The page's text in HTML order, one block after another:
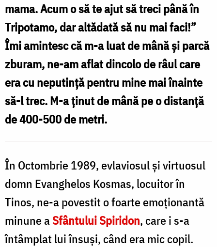
mai
faci!”
‒
minunea
Sfântului
Spiridon
/
Foto:
Bîrgăoanu
mama. Acum o să te ajut să treci până în
Tripotamo, dar altădată să nu mai faci!”
Îmi amintesc că m-a luat de mână și parcă
zburam, ne-am aflat dincolo de râul care
era cu neputință pentru mine mai înainte
să-l trec. M-a ținut de mână pe o distanță
de 400-500 de metri.
În Octombrie 1989, evlaviosul și virtuosul
domn Evanghelos Kosmas, locuitor în
Tinos, ne-a povestit o foarte emoționantă
minune aSfântului Spiridon, care i s-a
întâmplat lui însuși, când era mic copil.